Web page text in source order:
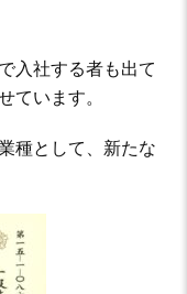
入社する者も出て
ています。
種として、新たな